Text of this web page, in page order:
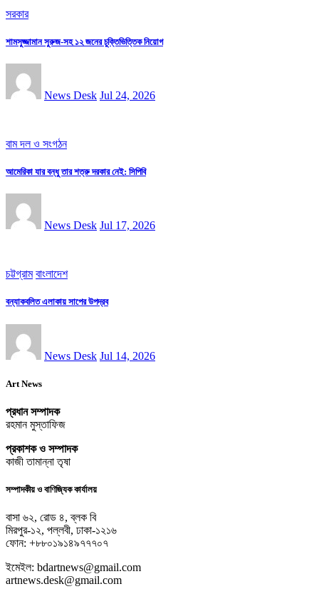
সরকার
শামসুজ্জামান সুরুজ-সহ ১২ জনের চুক্তিভিত্তিক নিয়োগ
News Desk Jul 24, 2026
বাম দল ও সংগঠন
আমেরিকা যার বন্ধু তার শত্রু দরকার নেই: সিপিবি
News Desk Jul 17, 2026
চট্টগ্রাম বাংলাদেশ
বন্যাকবলিত এলাকায় সাপের উপদ্রব
News Desk Jul 14, 2026
Art News
প্রধান সম্পাদক
রহমান মুস্তাফিজ
প্রকাশক ও সম্পাদক
কাজী তামান্না তৃষা
সম্পাদকীয় ও বাণিজ্যিক কার্যালয়
বাসা ৬২, রোড ৪, ব্লক বি
মিরপুর-১২, পল্লবী, ঢাকা-১২১৬
ফোন: +৮৮০১৯১৪৯৭৭৭০৭
ইমেইল: bdartnews@gmail.com
artnews.desk@gmail.com